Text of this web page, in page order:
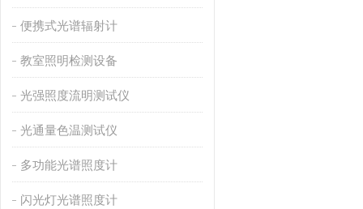
便携式光谱辐射计
教室照明检测设备
光强照度流明测试仪
光通量色温测试仪
多功能光谱照度计
闪光灯光谱照度计